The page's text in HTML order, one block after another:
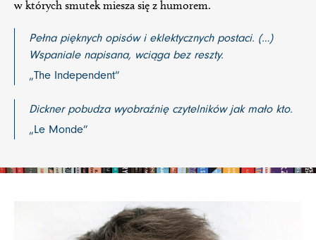
w których smutek miesza się z humorem.
Pełna pięknych opisów i eklektycznych postaci. (…)
Wspaniale napisana, wciąga bez reszty.
„The Independent”
Dickner pobudza wyobraźnię czytelników jak mało kto.
„Le Monde”